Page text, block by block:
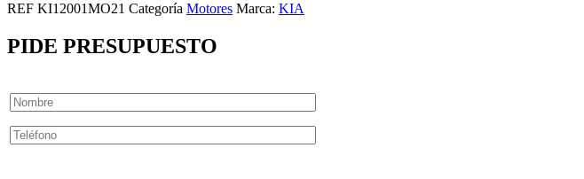
REF KI12001MO21 Categoría Motores Marca: KIA
PIDE PRESUPUESTO